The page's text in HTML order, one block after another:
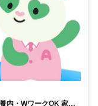
内・WワークOK 家庭